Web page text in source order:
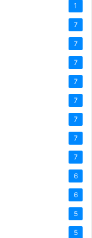
1
7
7
7
7
7
7
7
7
6
6
5
5